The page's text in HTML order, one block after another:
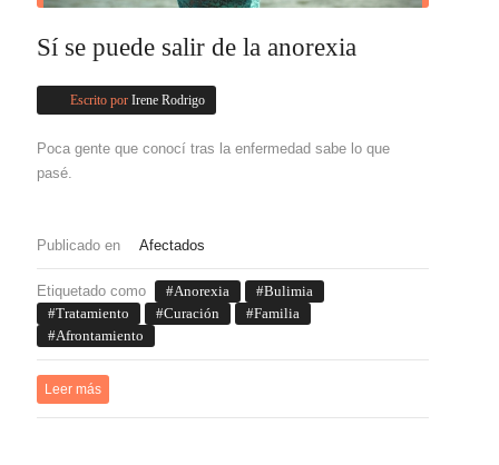
Sí se puede salir de la anorexia
Escrito por Irene Rodrigo
Poca gente que conocí tras la enfermedad sabe lo que
pasé.
Publicado en Afectados
Etiquetado como Anorexia
Bulimia
Tratamiento
Curación
Familia
Afrontamiento
Leer más